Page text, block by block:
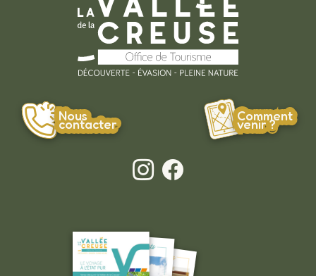
Nous
contacter
Comment
venir ?